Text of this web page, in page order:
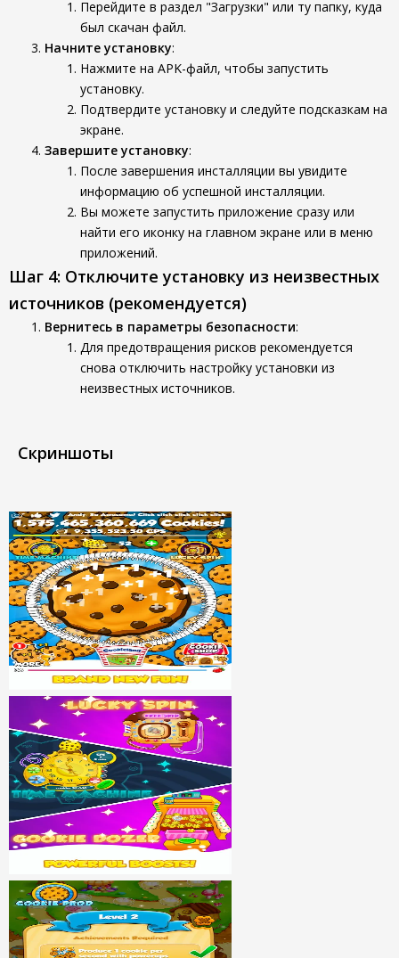
Перейдите в раздел "Загрузки" или ту папку, куда
был скачан файл.
Начните установку:
Нажмите на APK-файл, чтобы запустить
установку.
Подтвердите установку и следуйте подсказкам на
экране.
Завершите установку:
После завершения инсталляции вы увидите
информацию об успешной инсталляции.
Вы можете запустить приложение сразу или
найти его иконку на главном экране или в меню
приложений.
Шаг 4: Отключите установку из неизвестных
источников (рекомендуется)
Вернитесь в параметры безопасности:
Для предотвращения рисков рекомендуется
снова отключить настройку установки из
неизвестных источников.
Скриншоты